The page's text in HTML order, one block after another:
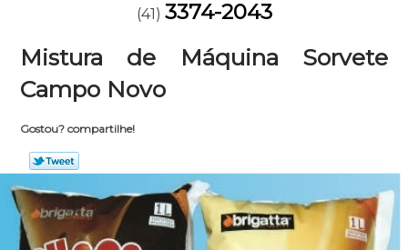
(41) 3374-2043
Mistura de Máquina Sorvete
Campo Novo
Gostou? compartilhe!